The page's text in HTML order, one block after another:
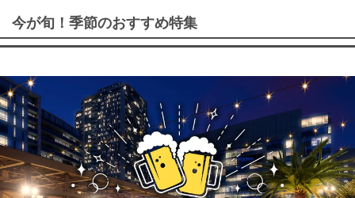
今が旬！季節のおすすめ特集